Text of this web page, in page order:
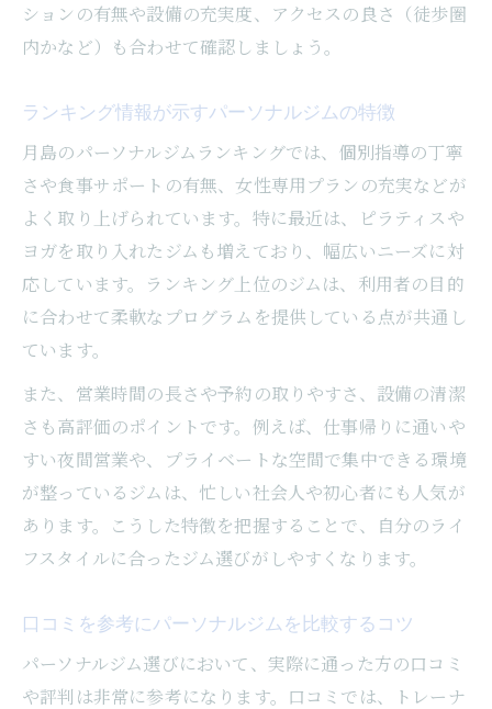
ションの有無や設備の充実度、アクセスの良さ（徒歩圏
内かなど）も合わせて確認しましょう。
ランキング情報が示すパーソナルジムの特徴
月島のパーソナルジムランキングでは、個別指導の丁寧
さや食事サポートの有無、女性専用プランの充実などが
よく取り上げられています。特に最近は、ピラティスや
ヨガを取り入れたジムも増えており、幅広いニーズに対
応しています。ランキング上位のジムは、利用者の目的
に合わせて柔軟なプログラムを提供している点が共通し
ています。
また、営業時間の長さや予約の取りやすさ、設備の清潔
さも高評価のポイントです。例えば、仕事帰りに通いや
すい夜間営業や、プライベートな空間で集中できる環境
が整っているジムは、忙しい社会人や初心者にも人気が
あります。こうした特徴を把握することで、自分のライ
フスタイルに合ったジム選びがしやすくなります。
口コミを参考にパーソナルジムを比較するコツ
パーソナルジム選びにおいて、実際に通った方の口コミ
や評判は非常に参考になります。口コミでは、トレーナ